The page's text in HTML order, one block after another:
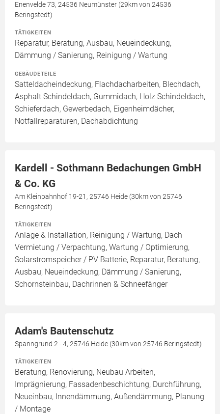
Enenvelde 73, 24536 Neumünster (29km von 24536
Beringstedt)
TÄTIGKEITEN
Reparatur, Beratung, Ausbau, Neueindeckung,
Dämmung / Sanierung, Reinigung / Wartung
GEBÄUDETEILE
Satteldacheindeckung, Flachdacharbeiten, Blechdach,
Asphalt Schindeldach, Gummidach, Holz Schindeldach,
Schieferdach, Gewerbedach, Eigenheimdächer,
Notfallreparaturen, Dachabdichtung
Kardell - Sothmann Bedachungen GmbH
& Co. KG
Am Kleinbahnhof 19-21, 25746 Heide (30km von 25746
Beringstedt)
TÄTIGKEITEN
Anlage & Installation, Reinigung / Wartung, Dach
Vermietung / Verpachtung, Wartung / Optimierung,
Solarstromspeicher / PV Batterie, Reparatur, Beratung,
Ausbau, Neueindeckung, Dämmung / Sanierung,
Schornsteinbau, Dachrinnen & Schneefänger
Adam's Bautenschutz
Spanngrund 2 - 4, 25746 Heide (30km von 25746 Beringstedt)
TÄTIGKEITEN
Beratung, Renovierung, Neubau Arbeiten,
Imprägnierung, Fassadenbeschichtung, Durchführung,
Neueinbau, Innendämmung, Außendämmung, Planung
/ Montage